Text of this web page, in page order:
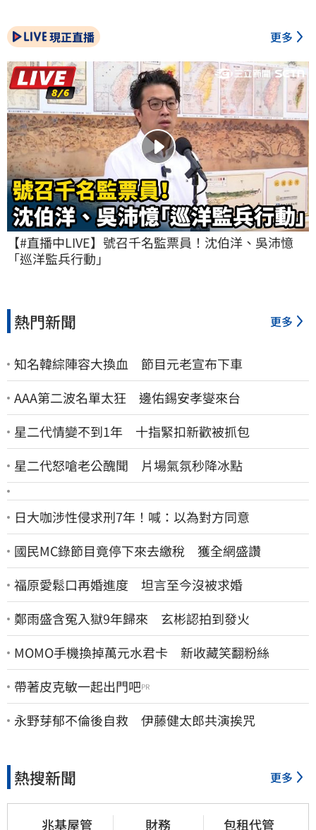
現正直播 更多
【#直播中LIVE】號召千名監票員！沈伯洋、吳沛憶
「巡洋監兵行動」
熱門新聞 更多
知名韓綜陣容大換血 節目元老宣布下車
AAA第二波名單太狂 邊佑錫安孝燮來台
星二代情變不到1年 十指緊扣新歡被抓包
星二代怒嗆老公醜聞 片場氣氛秒降冰點
日大咖涉性侵求刑7年！喊：以為對方同意
國民MC錄節目竟停下來去繳稅 獲全網盛讚
福原愛鬆口再婚進度 坦言至今沒被求婚
鄭雨盛含冤入獄9年歸來 玄彬認拍到發火
MOMO手機換掉萬元水君卡 新收藏笑翻粉絲
帶著皮克敏一起出門吧PR
永野芽郁不倫後自救 伊藤健太郎共演挨咒
熱搜新聞 更多
兆基屋管 財務 包租代管